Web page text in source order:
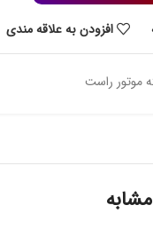
افزودن به علاقه مندی
موتور راست